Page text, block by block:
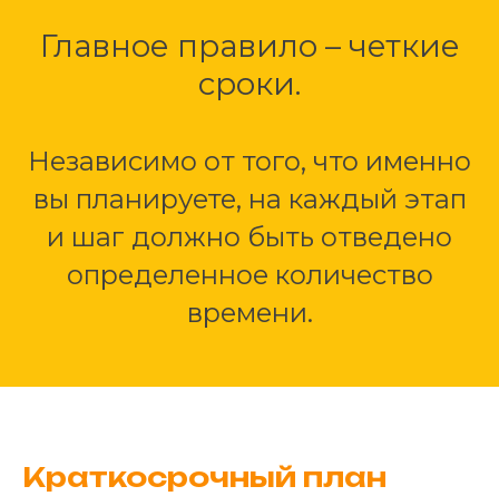
Главное правило – четкие
сроки.
Независимо от того, что именно
вы планируете, на каждый этап
и шаг должно быть отведено
определенное количество
времени.
Краткосрочный план